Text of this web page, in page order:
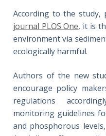
According to the
journal PLOS One, it is
environment via
ecologically harmful.
Authors of the new
encourage policy
regulations
monitoring guidelines
and phosphorous